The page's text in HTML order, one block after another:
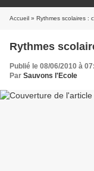
Accueil » Rythmes scolaires :
Rythmes
Publié le 08/06/2010 à
Par Sauvons l'Ecole